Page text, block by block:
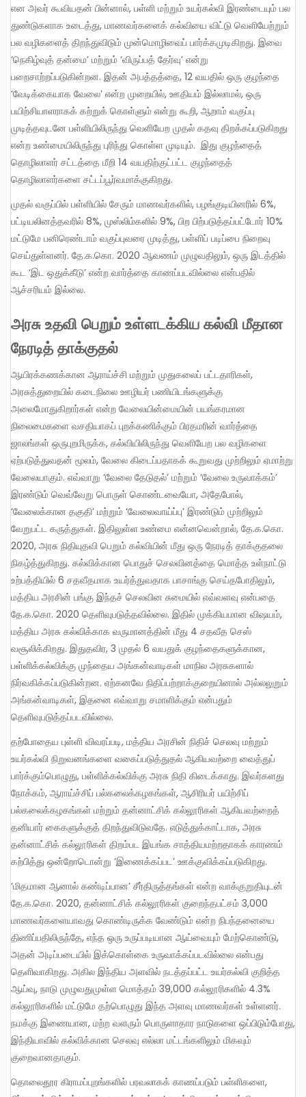
என அவர் கூவியதன் பின்னால், பள்ளி மற்றும் உயர்கல்வி இரண்டையும் பல
துண்டுகளாக உடைத்து, மாணவர்களைக் கல்வியை விட்டு வெளியேற்றும்
பல வழிகளைத் திறந்துவிடும் முன்மொழிவைப் பார்க்கமுடிகிறது. இவை
‘நெகிழ்வுத் தன்மை’ மற்றும் ‘விருப்பத் தேர்வு’ என்று
பறைசாற்றப்படுகின்றன. இதன் அபத்தத்தை, 12 வயதில் ஒரு குழந்தை
‘வேடிக்கையாக வேலை’ என்ற முறையில், ஊதியம் இல்லாமல், ஒரு
பயிற்சியாளராகக் கற்றுக் கொள்ளும் என்று கூறி, ஆறாம் வகுப்பு
முடித்தவுடனே பள்ளியிலிருந்து வெளியேற முதல் கதவு திறக்கப்படுகிறது
என்ற உண்மையிலிருந்து புரிந்து கொள்ள முடியும். இது குழந்தைத்
தொழிலாளர் சட்டத்தை மீறி 14 வயதிற்குட்பட்ட குழந்தைத்
தொழிலாளர்களை சட்டப்பூர்வமாக்குகிறது.
முதல் வகுப்பில் பள்ளியில் சேரும் மாணவர்களில், பழங்குடியினரில் 6%,
பட்டியலினத்தவரில் 8%, முஸ்லிம்களில் 9%, பிற பிற்படுத்தப்பட்டோர் 10%
மட்டுமே பனிரெண்டாம் வகுப்புவரை முடித்து, பள்ளிப் படிப்பை நிறைவு
செய்துள்ளனர். தே.க.கொ. 2020 ஆவணம் முழுவதிலும், ஒரு இடத்தில்
கூட ‘இட ஒதுக்கீடு’ என்ற வார்த்தை காணப்படவில்லை என்பதில்
ஆச்சரியம் இல்லை.
அரசு உதவி பெறும் உள்ளடக்கிய கல்வி மீதான
நேரடித் தாக்குதல்
ஆயிரக்கணக்கான ஆராய்ச்சி மற்றும் முதுகலைப் பட்டதாரிகள்,
அரசுத்துறையில் கடைநிலை ஊழியர் பணியிடங்களுக்கு
அலைமோதுகிறார்கள் என்ற வேலையின்மையின் பயங்கரமான
நிலைமைகளை வசதியாகப் புறக்கணிக்கும் பிரதமரின் வார்த்தை
ஜாலங்கள் ஒருபுறமிருக்க, கல்வியிலிருந்து வெளியேற பல வழிகளை
ஏற்படுத்துவதன் மூலம், வேலை கிடைப்பதாகக் கூறுவது முற்றிலும் ஏமாற்று
வேலையாகும். எவ்வாறு ‘வேலை தேடுதல்’ மற்றும் ‘வேலை உருவாக்கம்’
இரண்டும் வெவ்வேறு பொருள் கொண்டவையோ, அதேபோல்,
‘வேலைக்கான தகுதி’ மற்றும் ‘வேலைவாய்ப்பு’ இரண்டும் முற்றிலும்
வேறுபட்ட கருத்துகள். இதிலுள்ள உண்மை என்னவென்றால், தே.க.கொ.
2020, அரசு நிதியுதவி பெறும் கல்வியின் மீது ஒரு நேரடித் தாக்குதலை
நிகழ்த்துகிறது. கல்விக்கான பொதுச் செலவினத்தை மொத்த உள்நாட்டு
உற்பத்தியில் 6 சதவீதமாக உயர்த்துவதாக பாசாங்கு செய்தபோதிலும்,
மத்திய அரசின் பங்கு இந்தச் செலவின சுமையில் எவ்வளவு என்பதை
தே.க.கொ. 2020 தெளிவுபடுத்தவில்லை. இதில் முக்கியமான விஷயம்,
மத்திய அரசு கல்விக்காக வருமானத்தின் மீது 4 சதவீத செஸ்
வசூலிக்கிறது. இதுதவிர, 3 முதல் 6 வயதுக் குழந்தைகளுக்கான,
பள்ளிக்கல்விக்கு முந்தைய அங்கன்வாடிகள் மாநில அரசுகளால்
நிர்வகிக்கப்படுகின்றன. ஏற்கனவே நிதிப்பற்றாக்குறையினால் அல்லலுறும்
அங்கன்வாடிகள், இதனை எவ்வாறு சமாளிக்கும் என்பதும்
தெளிவுபடுத்தப்படவில்லை.
தற்போதைய புள்ளி விவரப்படி, மத்திய அரசின் நிதிச் செலவு மற்றும்
உயர்கல்வி நிறுவனங்களை வகைப்படுத்துதல் ஆகியவற்றை வைத்துப்
பார்க்கும்பொழுது, பள்ளிக்கல்விக்கு அரசு நிதி கிடைக்காது. இவர்களது
நோக்கம், ஆராய்ச்சிப் பல்கலைக்கழகங்கள், ஆசிரியர் பயிற்சிப்
பல்கலைக்கழகங்கள் மற்றும் தன்னாட்சிக் கல்லூரிகள் ஆகியவற்றைத்
தனியார் கைகளுக்குத் திறந்துவிடுவதே. எடுத்துக்காட்டாக, அரசு
தன்னாட்சிக் கல்லூரிகள் திறம்பட இயங்க சாத்தியமற்றதாகக் காரணம்
கற்பித்து ஒன்றோடொன்று ‘இணைக்கப்பட’ ஊக்குவிக்கப்படுகிறது.
‘மிதமான ஆனால் கண்டிப்பான’ சீர்திருத்தங்கள் என்ற வாக்குறுதியுடன்
தே.க.கொ. 2020, தன்னாட்சிக் கல்லூரிகள் குறைந்தபட்சம் 3,000
மாணவர்களையாவது கொண்டிருக்க வேண்டும் என்ற நிபந்தனையை
திணிப்பதிலிருந்தே, எந்த ஒரு உருப்படியான ஆய்வையும் மேற்கொண்டு,
அதன் அடிப்படையில் இக்கொள்கை உருவாக்கப்படவில்லை என்பது
தெளிவாகிறது. அகில இந்திய அளவில் நடத்தப்பட்ட உயர்கல்வி குறித்த
ஆய்வு, நாடு முழுவதுமுள்ள மொத்தம் 39,000 கல்லூரிகளில் 4.3%
கல்லூரிகளில் மட்டுமே தற்பொழுது இந்த அளவு மாணவர்கள் உள்ளனர்.
நமக்கு இணையான, மற்ற வளரும் பொருளாதார நாடுகளை ஒப்பிடும்போது,
இந்தியாவில் கல்விக்கான செலவு எல்லா மட்டங்களிலும் மிகவும்
குறைவானதாகும்.
தொலைதூர கிராமப்புறங்களில் பரவலாகக் காணப்படும் பள்ளிகளை,